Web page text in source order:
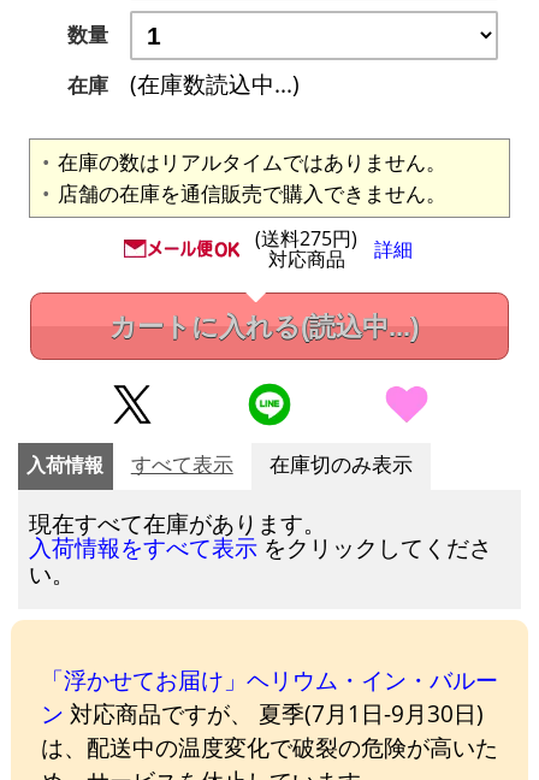
数量
在庫
(在庫数読込中...)
在庫の数はリアルタイムではありません。
店舗の在庫を通信販売で購入できません。
(送料275円)
対応商品 詳細
カートに入れる(読込中...)
入荷情報 すべて表示 在庫切のみ表示
現在すべて在庫があります。
入荷情報をすべて表示 をクリックしてくださ
い。
「浮かせてお届け」ヘリウム・イン・バルー
ン 対応商品ですが、 夏季(7月1日-9月30日)
は、配送中の温度変化で破裂の危険が高いた